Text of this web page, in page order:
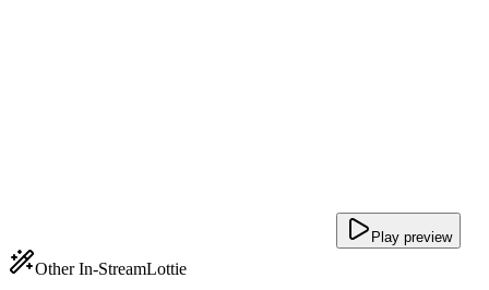
Play preview
Other In-StreamLottie